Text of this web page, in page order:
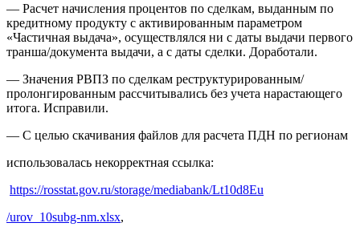
— Расчет начисления процентов по сделкам, выданным по
кредитному продукту с активированным параметром
«Частичная выдача», осуществлялся ни с даты выдачи первого
транша/документа выдачи, а с даты сделки. Доработали.
— Значения РВПЗ по сделкам реструктурированным/
пролонгированным рассчитывались без учета нарастающего
итога. Исправили.
— С целью скачивания файлов для расчета ПДН по регионам
использовалась некорректная ссылка:
https://rosstat.gov.ru/storage/mediabank/Lt10d8Eu
/urov_10subg-nm.xlsx,